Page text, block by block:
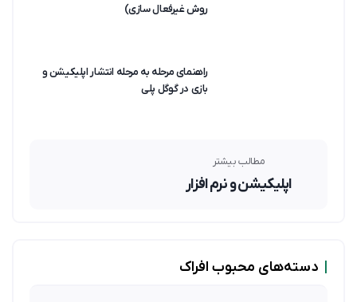
روش غیرفعال سازی)
راهنمای مرحله به مرحله انتشار اپلیکیشن و
بازی در گوگل پلی
مطالب بیشتر
اپلیکیشن و نرم افزار
دسته‌های محبوب افراک